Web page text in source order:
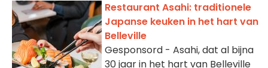
Restaurant Asahi: traditionele
Japanse keuken in het hart van
Belleville
Gesponsord - Asahi, dat al bijna
30 jaar in het hart van Belleville